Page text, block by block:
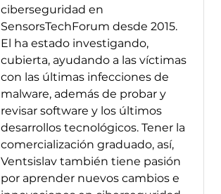
ciberseguridad en
SensorsTechForum desde 2015.
El ha estado investigando,
cubierta, ayudando a las víctimas
con las últimas infecciones de
malware, además de probar y
revisar software y los últimos
desarrollos tecnológicos. Tener la
comercialización graduado, así,
Ventsislav también tiene pasión
por aprender nuevos cambios e